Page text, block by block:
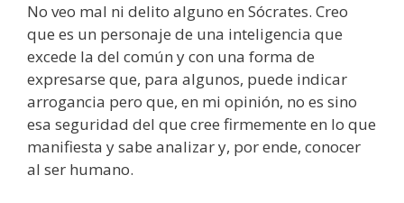
No veo mal ni delito alguno en Sócrates. Creo
que es un personaje de una inteligencia que
excede la del común y con una forma de
expresarse que, para algunos, puede indicar
arrogancia pero que, en mi opinión, no es sino
esa seguridad del que cree firmemente en lo que
manifiesta y sabe analizar y, por ende, conocer
al ser humano.